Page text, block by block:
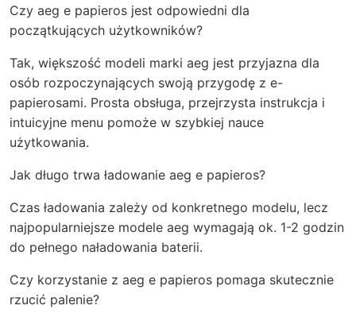
Czy aeg e papieros jest odpowiedni dla
początkujących użytkowników?
Tak, większość modeli marki aeg jest przyjazna dla
osób rozpoczynających swoją przygodę z e-
papierosami. Prosta obsługa, przejrzysta instrukcja i
intuicyjne menu pomoże w szybkiej nauce
użytkowania.
Jak długo trwa ładowanie aeg e papieros?
Czas ładowania zależy od konkretnego modelu, lecz
najpopularniejsze modele aeg wymagają ok. 1-2 godzin
do pełnego naładowania baterii.
Czy korzystanie z aeg e papieros pomaga skutecznie
rzucić palenie?